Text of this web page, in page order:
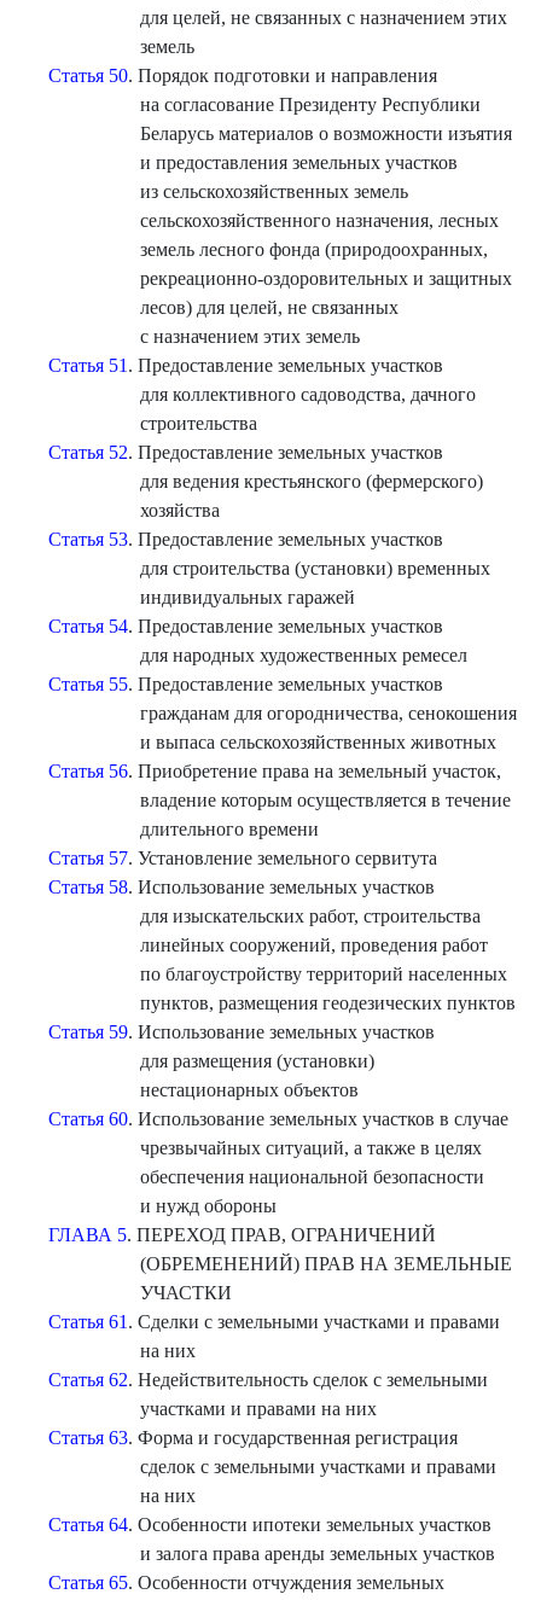
для целей, не связанных с назначением этих
земель
Статья 50. Порядок подготовки и направления
на согласование Президенту Республики
Беларусь материалов о возможности изъятия
и предоставления земельных участков
из сельскохозяйственных земель
сельскохозяйственного назначения, лесных
земель лесного фонда (природоохранных,
рекреационно-оздоровительных и защитных
лесов) для целей, не связанных
с назначением этих земель
Статья 51 . Предоставление земельных участков
для коллективного садоводства, дачного
строительства
Статья 52. Предоставление земельных участков
для ведения крестьянского (фермерского)
хозяйства
Статья 53. Предоставление земельных участков
для строительства (установки) временных
индивидуальных гаражей
Статья 54. Предоставление земельных участков
для народных художественных ремесел
Статья 55. Предоставление земельных участков
гражданам для огородничества, сенокошения
и выпаса сельскохозяйственных животных
Статья 56. Приобретение права на земельный участок,
владение которым осуществляется в течение
длительного времени
Статья 57. Установление земельного сервитута
Статья 58. Использование земельных участков
для изыскательских работ, строительства
линейных сооружений, проведения работ
по благоустройству территорий населенных
пунктов, размещения геодезических пунктов
Статья 59. Использование земельных участков
для размещения (установки)
нестационарных объектов
Статья 60. Использование земельных участков в случае
чрезвычайных ситуаций, а также в целях
обеспечения национальной безопасности
и нужд обороны
ГЛАВА 5. ПЕРЕХОД ПРАВ, ОГРАНИЧЕНИЙ
(ОБРЕМЕНЕНИЙ) ПРАВ НА ЗЕМЕЛЬНЫЕ
УЧАСТКИ
Статья 61 . Сделки с земельными участками и правами
на них
Статья 62. Недействительность сделок с земельными
участками и правами на них
Статья 63. Форма и государственная регистрация
сделок с земельными участками и правами
на них
Статья 64. Особенности ипотеки земельных участков
и залога права аренды земельных участков
Статья 65. Особенности отчуждения земельных